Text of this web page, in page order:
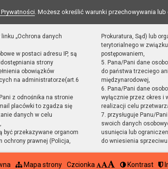
. Możesz określić warunki przechowywania
„Ochrona danych
w postaci adresu IP, są
strony
obowiązków
na administratorze(art.6
z odnośnika na stronie
placówki to zgadza się
danych w celu
być przekazywane organom
ochrony prawnej (Policja,
Prokuratura, Sąd) lub
terytorialnego w
postępowaniem,
5. Pana/Pani dane
do państwa trzeciego
międzynarodowej,
6. Pana/Pani dane
wyłącznie przez okres i
realizacji celu
7. przysługuje Panu/
swoich danych
usunięcia lub
do wniesienia
Mapa strony Czcionka Kontrast